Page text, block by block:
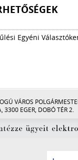
Egyéni
VÁROS
3300 EGER, DOBÓ TÉR 2.